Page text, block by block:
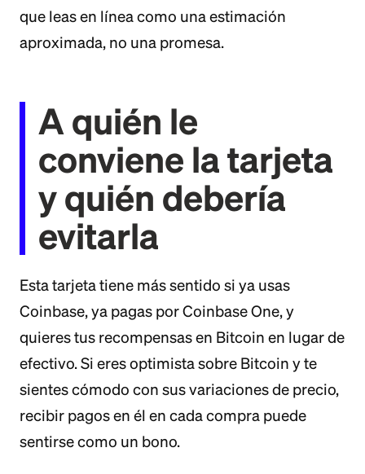
que leas en línea como una estimación
aproximada, no una promesa.
A quién le
conviene la tarjeta
y quién debería
evitarla
Esta tarjeta tiene más sentido si ya usas
Coinbase, ya pagas por Coinbase One, y
quieres tus recompensas en Bitcoin en lugar de
efectivo. Si eres optimista sobre Bitcoin y te
sientes cómodo con sus variaciones de precio,
recibir pagos en él en cada compra puede
sentirse como un bono.